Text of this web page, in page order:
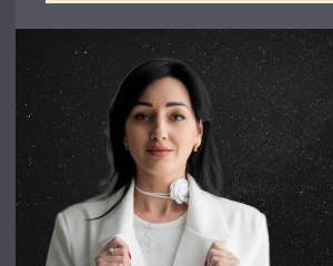
Юлия Дмитренко
Необходимы
знания основ
Натальной
Астрологии
Не упустите возможность стать